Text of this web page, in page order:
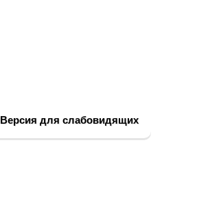
Версия для слабовидящих